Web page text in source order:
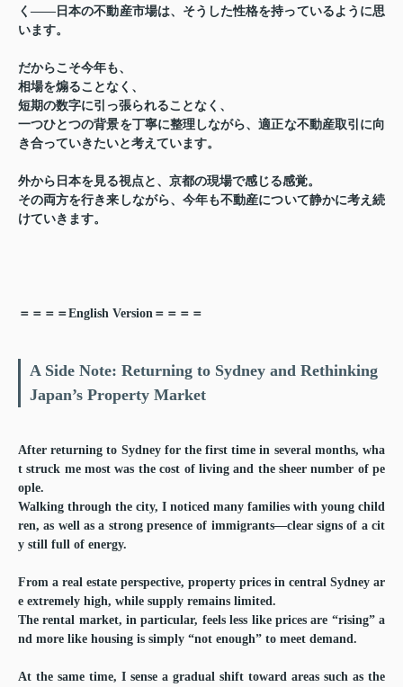
く——日本の不動産市場は、そうした性格を持っているように思
います。
だからこそ今年も、
相場を煽ることなく、
短期の数字に引っ張られることなく、
一つひとつの背景を丁寧に整理しながら、適正な不動産取引に向
き合っていきたいと考えています。
外から日本を見る視点と、京都の現場で感じる感覚。
その両方を行き来しながら、今年も不動産について静かに考え続
けていきます。
＝＝＝＝English Version＝＝＝＝
A Side Note: Returning to Sydney and Rethinking
Japan’s Property Market
After returning to Sydney for the first time in several months, wha
t struck me most was the cost of living and the sheer number of pe
ople.
Walking through the city, I noticed many families with young child
ren, as well as a strong presence of immigrants—clear signs of a cit
y still full of energy.
From a real estate perspective, property prices in central Sydney ar
e extremely high, while supply remains limited.
The rental market, in particular, feels less like prices are “rising” a
nd more like housing is simply “not enough” to meet demand.
At the same time, I sense a gradual shift toward areas such as the